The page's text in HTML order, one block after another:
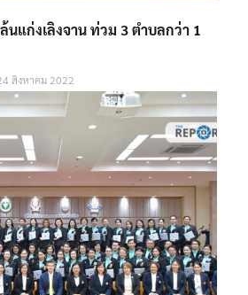
นแก่งเลิงจาน ท่วม 3 ตำบลกว่า 1
สิงหาคม 2022